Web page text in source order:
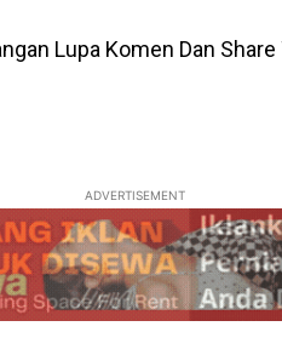
Lupa Komen Dan
ADVERTISEMENT